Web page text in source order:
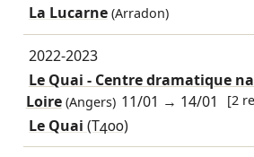
La Lucarne (Arradon)
2022-2023
Le Quai - Centre dramatique
Loire(Angers) 11/01 → 14/01 [2
Le Quai (T400)